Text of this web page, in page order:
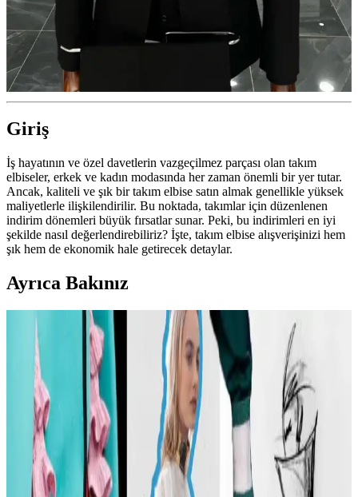
Giriş
İş hayatının ve özel davetlerin vazgeçilmez parçası olan takım
elbiseler, erkek ve kadın modasında her zaman önemli bir yer tutar.
Ancak, kaliteli ve şık bir takım elbise satın almak genellikle yüksek
maliyetlerle ilişkilendirilir. Bu noktada, takımlar için düzenlenen
indirim dönemleri büyük fırsatlar sunar. Peki, bu indirimleri en iyi
şekilde nasıl değerlendirebiliriz? İşte, takım elbise alışverişinizi hem
şık hem de ekonomik hale getirecek detaylar.
Ayrıca Bakınız
Carolyn Bessette Kennedy Stili ve 90'lar
Minimalizminin Günümüzdeki Yansımaları
Carolyn Bessette Kennedy'nin 90'lar minimalizmini yansıtan stili,
fiziksel özelliklere dayalı popülerliği ve aşırı yüceltilmesiyle
tartışılıyor. Günümüzde moda daha fazla bireysellik ve çeşitlilik
arıyor.
Günlük Moda Soruları ve Stil Önerileri: Vücut
Tipine Uygun Kombinasyonlar ve Ayakkabı Seçimi